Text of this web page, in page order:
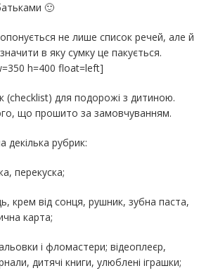
🙂
не лише список речей, але й
в яку сумку це пакується.
h=400 float=left]
(checklist) для подорожі з дитиною.
що прошито за замовчуванням.
декілька рубрик:
перекуска;
крем від сонця, рушник, зубна паста,
карта;
і фломастери; відеоплеєр,
дитячі книги, улюблені іграшки;